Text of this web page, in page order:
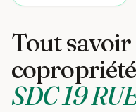
Tout
copropriété
SDC 19